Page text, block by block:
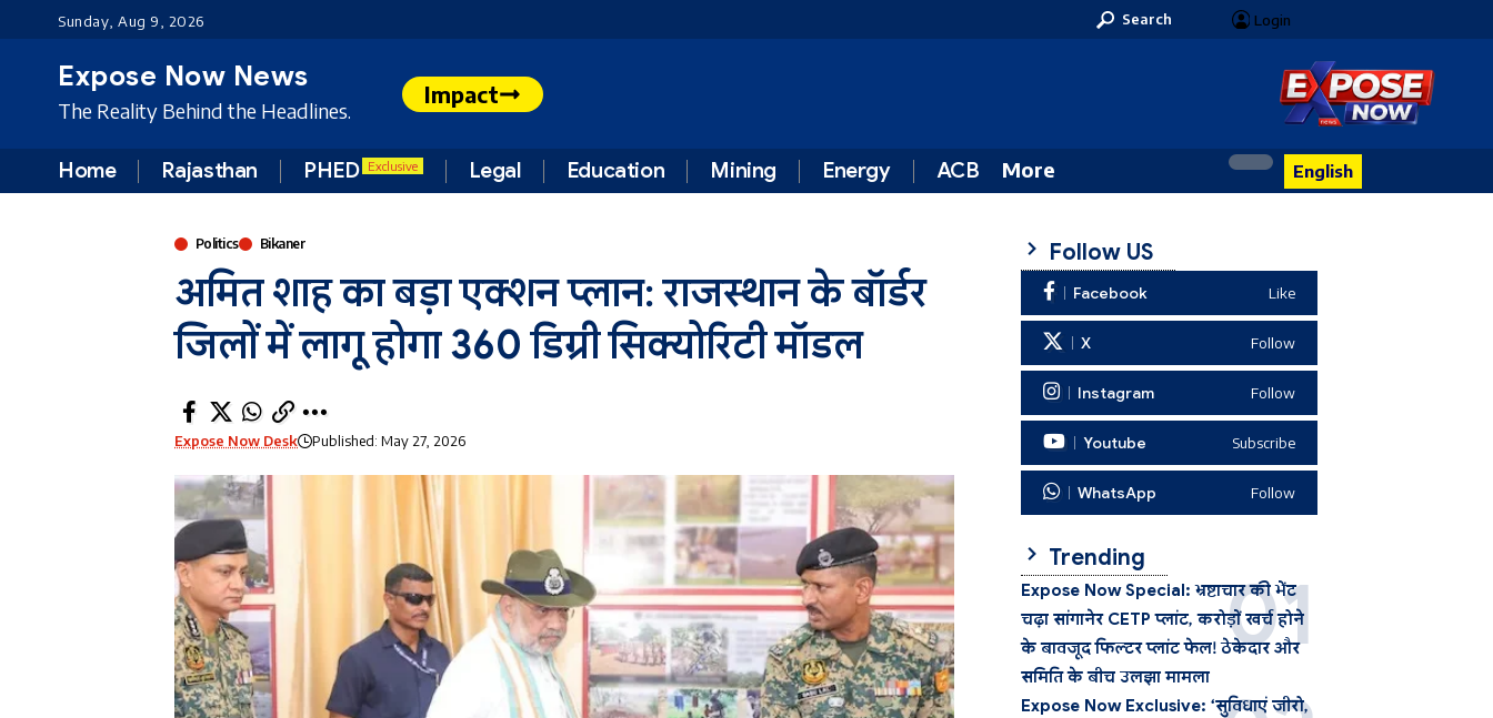
Sunday, Aug 9, 2026 Search Login
Expose Now News
The Reality Behind the Headlines.
Impact
Home Rajasthan PHED Exclusive Legal Education Mining Energy ACB More English
Politics Bikaner
अमित शाह का बड़ा एक्शन प्लान: राजस्थान के बॉर्डर
जिलों में लागू होगा 360 डिग्री सिक्योरिटी मॉडल
Expose Now Desk Published: May 27, 2026
Follow US
Facebook Like
X Follow
Instagram Follow
Youtube Subscribe
WhatsApp Follow
Trending
Expose Now Special: भ्रष्टाचार की भेंट
चढ़ा सांगानेर CETP प्लांट, करोड़ों खर्च होने
के बावजूद फिल्टर प्लांट फेल! ठेकेदार और
समिति के बीच उलझा मामला
Expose Now Exclusive: ‘सुविधाएं जीरो,